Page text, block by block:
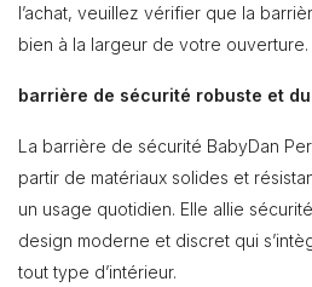
l’achat, veuillez vérifier que la
bien à la largeur de votre ouverture.
barrière de sécurité robuste et
La barrière de sécurité BabyDan
partir de matériaux solides et
un usage quotidien. Elle allie
design moderne et discret qui
tout type d’intérieur.